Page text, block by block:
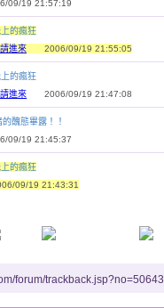
19 21:57:19
的瘋狂
進來 2006/09/19 21:55:05
的瘋狂
進來 2006/09/19 21:47:08
醜態畢露！！
19 21:45:37
的瘋狂
09/19 21:43:31
forum/